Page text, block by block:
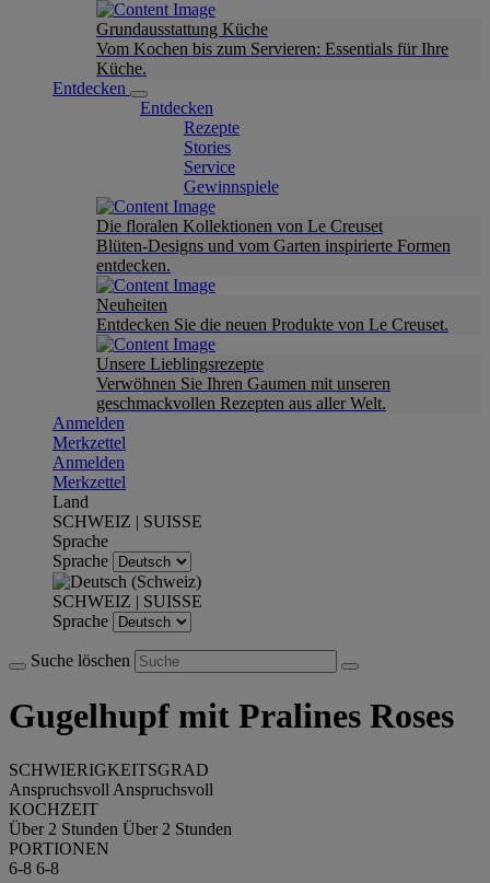
Grundausstattung Küche
Vom Kochen bis zum Servieren: Essentials für Ihre
Küche.
Entdecken
Entdecken
Rezepte
Stories
Service
Gewinnspiele
Die floralen Kollektionen von Le Creuset
Blüten-Designs und vom Garten inspirierte Formen
entdecken.
Neuheiten
Entdecken Sie die neuen Produkte von Le Creuset.
Unsere Lieblingsrezepte
Verwöhnen Sie Ihren Gaumen mit unseren
geschmackvollen Rezepten aus aller Welt.
Anmelden
Merkzettel
Anmelden
Merkzettel
Land
SCHWEIZ | SUISSE
Sprache
Sprache
SCHWEIZ | SUISSE
Sprache
Suche löschen
Gugelhupf mit Pralines Roses
SCHWIERIGKEITSGRAD
Anspruchsvoll Anspruchsvoll
KOCHZEIT
Über 2 Stunden Über 2 Stunden
PORTIONEN
6-8 6-8